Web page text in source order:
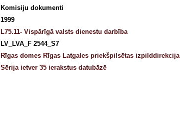
Komisiju dokumenti
1999
L75.11- Vispārīgā valsts dienestu darbība
LV_LVA_F 2544_S7
Rīgas domes Rīgas Latgales priekšpilsētas izpilddirekcija
Sērija ietver 35 ierakstus datubāzē